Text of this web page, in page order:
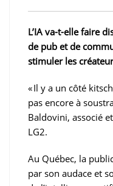
L’IA va-t-elle faire
de pub et de
stimuler les
« Il y a un côté
pas encore à
Baldovini, associé
LG2.
Au Québec, la
par son audace et